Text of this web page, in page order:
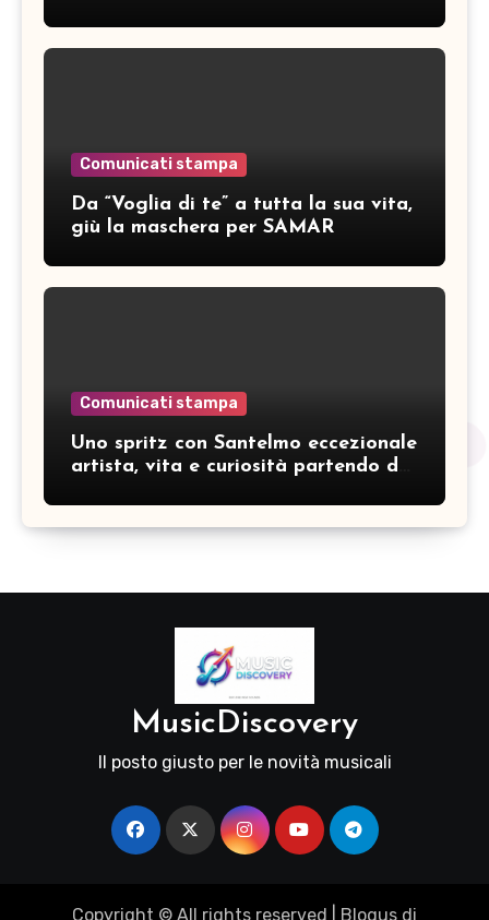
Comunicati stampa
Da “Voglia di te” a tutta la sua vita,
giù la maschera per SAMAR
Comunicati stampa
Uno spritz con Santelmo eccezionale
artista, vita e curiosità partendo da
MusicDiscovery
Il posto giusto per le novità musicali
Copyright © All rights reserved Blogus di